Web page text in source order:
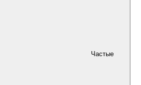
Частые